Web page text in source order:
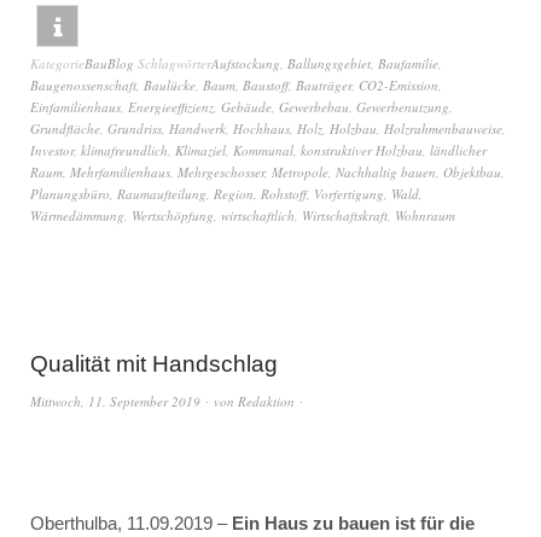
KategorieBauBlog SchlagwörterAufstockung, Ballungsgebiet, Baufamilie,
Baugenossenschaft, Baulücke, Baum, Baustoff, Bauträger, CO2-Emission,
Einfamilienhaus, Energieeffizienz, Gebäude, Gewerbebau, Gewerbenutzung,
Grundfläche, Grundriss, Handwerk, Hochhaus, Holz, Holzbau, Holzrahmenbauweise,
Investor, klimafreundlich, Klimaziel, Kommunal, konstruktiver Holzbau, ländlicher
Raum, Mehrfamilienhaus, Mehrgeschosser, Metropole, Nachhaltig bauen, Objektbau,
Planungsbüro, Raumaufteilung, Region, Rohstoff, Vorfertigung, Wald,
Wärmedämmung, Wertschöpfung, wirtschaftlich, Wirtschaftskraft, Wohnraum
Qualität mit Handschlag
Mittwoch, 11. September 2019 von Redaktion
Oberthulba, 11.09.2019 – Ein Haus zu bauen ist für die